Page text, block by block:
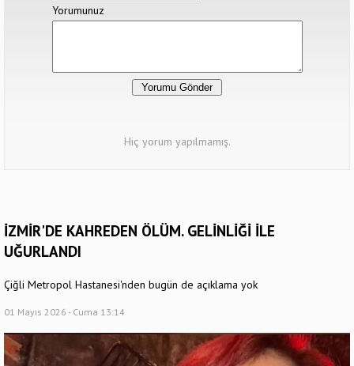
Yorumunuz
Hiç yorum yapılmamış.
İZMİR'DE KAHREDEN ÖLÜM. GELİNLİĞİ İLE
UĞURLANDI
Çiğli Metropol Hastanesi'nden bugün de açıklama yok
01 Mayıs 2026 - Cuma 13:14